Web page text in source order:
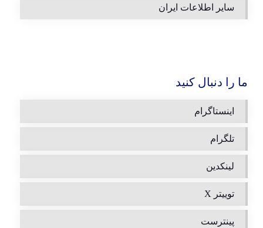
سایر اطلاعات ایران
ما را دنبال کنید
اینستاگرام
تلگرام
لینکدین
توییتر X
پینترست